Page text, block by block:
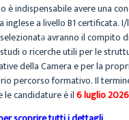
è indispensabile avere una
inglese a livello B1 certificata.
əavranno il compito di
o ricerche utili per le
della Camera e per la
percorso formativo. Il
le candidature è il6 luglio 2026